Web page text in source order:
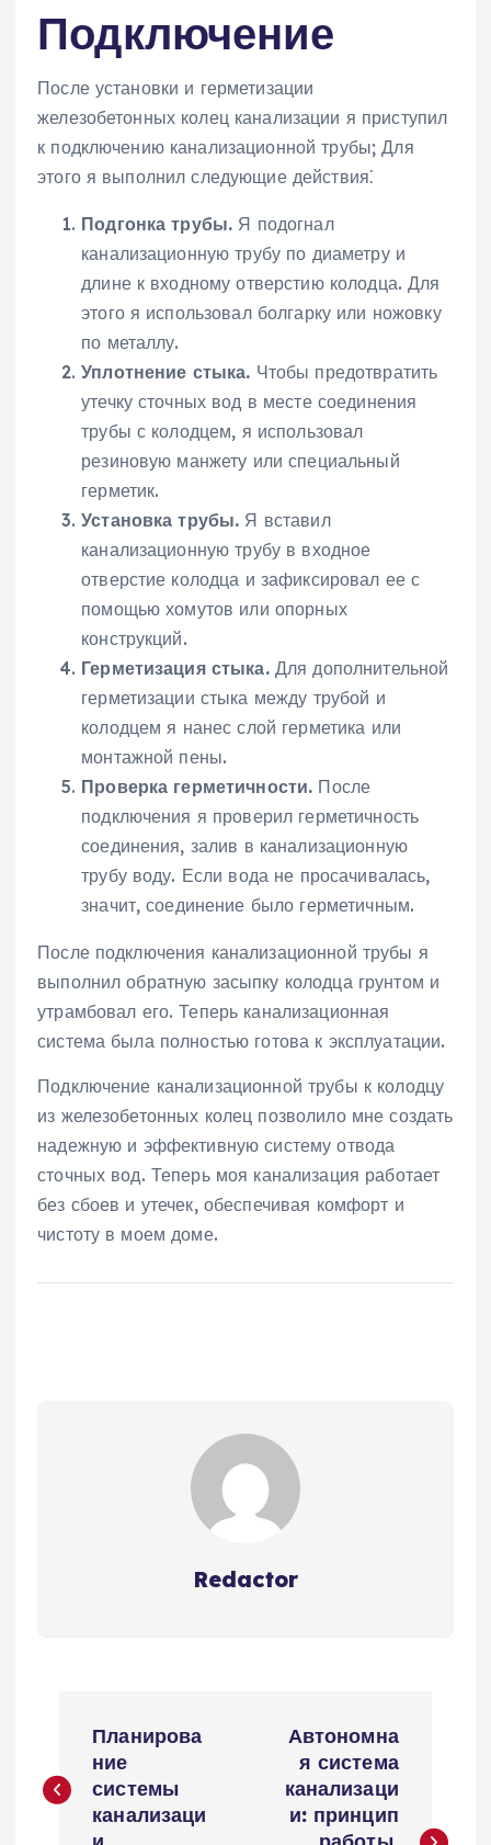
Подключение
После установки и герметизации
железобетонных колец канализации я приступил
к подключению канализационной трубы; Для
этого я выполнил следующие действия⁚
Подгонка трубы. Я подогнал
канализационную трубу по диаметру и
длине к входному отверстию колодца. Для
этого я использовал болгарку или ножовку
по металлу.
Уплотнение стыка. Чтобы предотвратить
утечку сточных вод в месте соединения
трубы с колодцем, я использовал
резиновую манжету или специальный
герметик.
Установка трубы. Я вставил
канализационную трубу в входное
отверстие колодца и зафиксировал ее с
помощью хомутов или опорных
конструкций.
Герметизация стыка.Для дополнительной
герметизации стыка между трубой и
колодцем я нанес слой герметика или
монтажной пены.
Проверка герметичности. После
подключения я проверил герметичность
соединения, залив в канализационную
трубу воду. Если вода не просачивалась,
значит, соединение было герметичным.
После подключения канализационной трубы я
выполнил обратную засыпку колодца грунтом и
утрамбовал его. Теперь канализационная
система была полностью готова к эксплуатации.
Подключение канализационной трубы к колодцу
из железобетонных колец позволило мне создать
надежную и эффективную систему отвода
сточных вод. Теперь моя канализация работает
без сбоев и утечек, обеспечивая комфорт и
чистоту в моем доме.
Redactor
а
Планирова
ние
системы
канализаци
Автономна
я система
канализаци
и: принцип